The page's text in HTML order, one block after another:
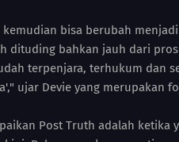
kemudian bisa berubah
dituding bahkan jauh dari
terpenjara, terhukum dan
ujar Devie yang merupakan
Post Truth adalah ketika